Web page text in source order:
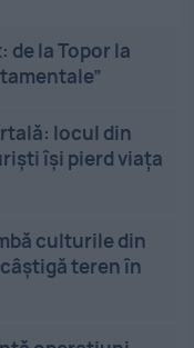
la Topor la
locul din
își pierd viața
culturile din
teren în